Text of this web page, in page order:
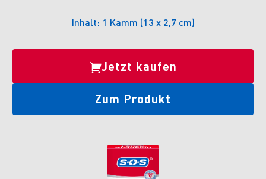
Inhalt: 1 Kamm (13 x 2,7 cm)
Jetzt kaufen
Zum Produkt